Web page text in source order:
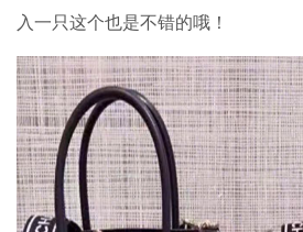
入一只这个也是不错的哦！